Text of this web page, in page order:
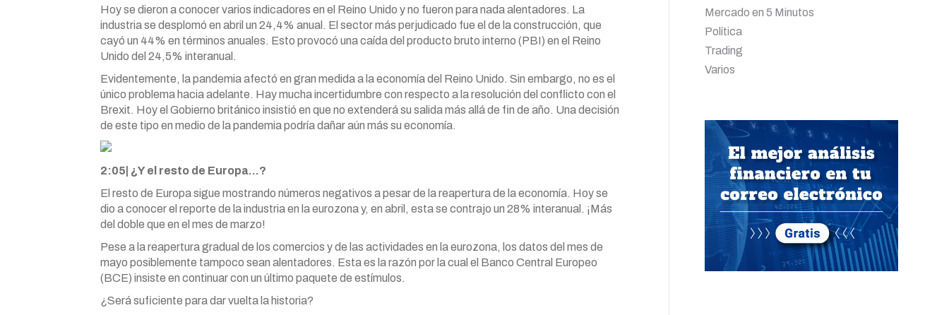
Hoy se dieron a conocer varios indicadores en el Reino Unido y no fueron para nada alentadores. La
industria se desplomó en abril un 24,4% anual. El sector más perjudicado fue el de la construcción, que
cayó un 44% en términos anuales. Esto provocó una caída del producto bruto interno (PBI) en el Reino
Unido del 24,5% interanual.
Evidentemente, la pandemia afectó en gran medida a la economía del Reino Unido. Sin embargo, no es el
único problema hacia adelante. Hay mucha incertidumbre con respecto a la resolución del conflicto con el
Brexit. Hoy el Gobierno británico insistió en que no extenderá su salida más allá de fin de año. Una decisión
de este tipo en medio de la pandemia podría dañar aún más su economía.
2:05| ¿Y el resto de Europa…?
El resto de Europa sigue mostrando números negativos a pesar de la reapertura de la economía. Hoy se
dio a conocer el reporte de la industria en la eurozona y, en abril, esta se contrajo un 28% interanual. ¡Más
del doble que en el mes de marzo!
Pese a la reapertura gradual de los comercios y de las actividades en la eurozona, los datos del mes de
mayo posiblemente tampoco sean alentadores. Esta es la razón por la cual el Banco Central Europeo
(BCE) insiste en continuar con un último paquete de estímulos.
¿Será suficiente para dar vuelta la historia?
Mercado en 5 Minutos
Política
Trading
Varios